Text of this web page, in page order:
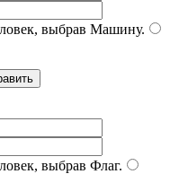
выбрав Машину.
выбрав Флаг.